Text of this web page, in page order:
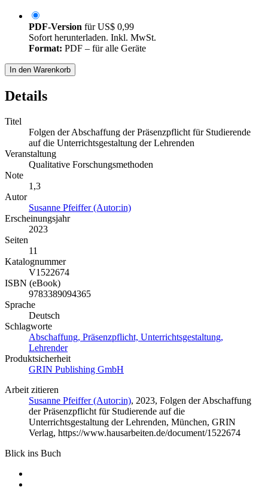
PDF-Version fürUS$ 0,99
Sofort herunterladen. Inkl. MwSt.
Format: PDF – für alle Geräte
In den Warenkorb
Details
Titel
Folgen der Abschaffung der Präsenzpflicht für Studierende
auf die Unterrichtsgestaltung der Lehrenden
Veranstaltung
Qualitative Forschungsmethoden
Note
1,3
Autor
Susanne Pfeiffer (Autor:in)
Erscheinungsjahr
2023
Seiten
11
Katalognummer
V1522674
ISBN (eBook)
9783389094365
Sprache
Deutsch
Schlagworte
Abschaffung, Präsenzpflicht, Unterrichtsgestaltung,
Lehrender
Produktsicherheit
GRIN Publishing GmbH
Arbeit zitieren
Susanne Pfeiffer (Autor:in), 2023, Folgen der Abschaffung
der Präsenzpflicht für Studierende auf die
Unterrichtsgestaltung der Lehrenden, München, GRIN
Verlag, https://www.hausarbeiten.de/document/1522674
Blick ins Buch